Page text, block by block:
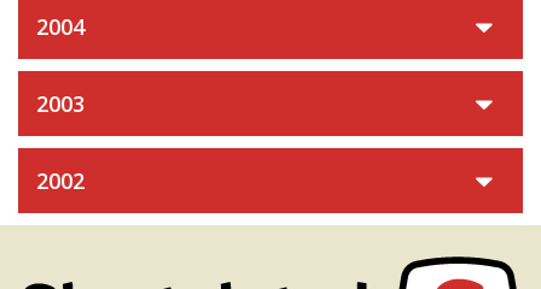
2004
2003
2002